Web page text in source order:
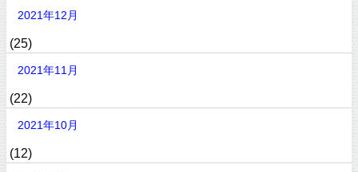
2021年12月
(25)
2021年11月
(22)
2021年10月
(12)